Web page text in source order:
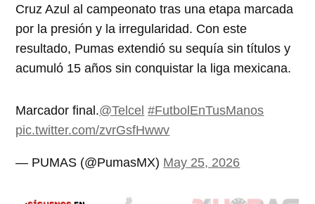
Cruz Azul al campeonato tras una etapa marcada
por la presión y la irregularidad. Con este
resultado, Pumas extendió su sequía sin títulos y
acumuló 15 años sin conquistar la liga mexicana.
Marcador final.@Telcel #FutbolEnTusManos
pic.twitter.com/zvrGsfHwwv
— PUMAS (@PumasMX) May 25, 2026